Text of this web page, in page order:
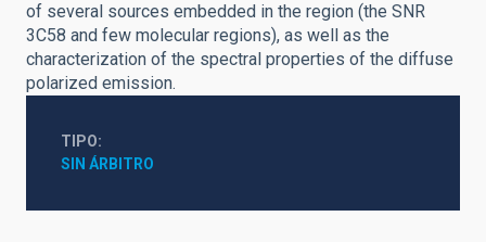
of several sources embedded in the region (the SNR
3C58 and few molecular regions), as well as the
characterization of the spectral properties of the diffuse
polarized emission.
TIPO
SIN ÁRBITRO